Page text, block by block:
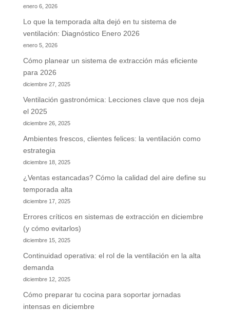
enero 6, 2026
Lo que la temporada alta dejó en tu sistema de
ventilación: Diagnóstico Enero 2026
enero 5, 2026
Cómo planear un sistema de extracción más eficiente
para 2026
diciembre 27, 2025
Ventilación gastronómica: Lecciones clave que nos deja
el 2025
diciembre 26, 2025
Ambientes frescos, clientes felices: la ventilación como
estrategia
diciembre 18, 2025
¿Ventas estancadas? Cómo la calidad del aire define su
temporada alta
diciembre 17, 2025
Errores críticos en sistemas de extracción en diciembre
(y cómo evitarlos)
diciembre 15, 2025
Continuidad operativa: el rol de la ventilación en la alta
demanda
diciembre 12, 2025
Cómo preparar tu cocina para soportar jornadas
intensas en diciembre